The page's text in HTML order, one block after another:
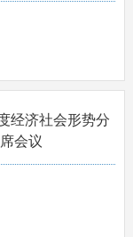
经济社会形势分
会议